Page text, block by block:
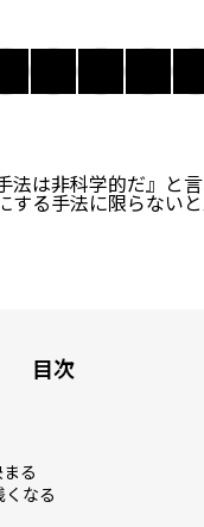
は非科学的だ』と
る手法に限らない
目次
る
なる